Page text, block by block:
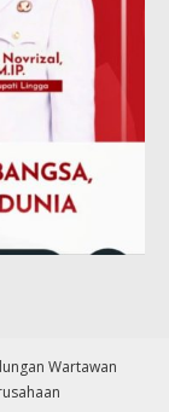
Wartawan